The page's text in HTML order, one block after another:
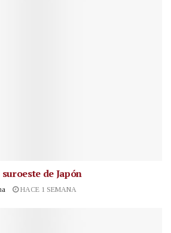
de Japón
HACE 1 SEMANA